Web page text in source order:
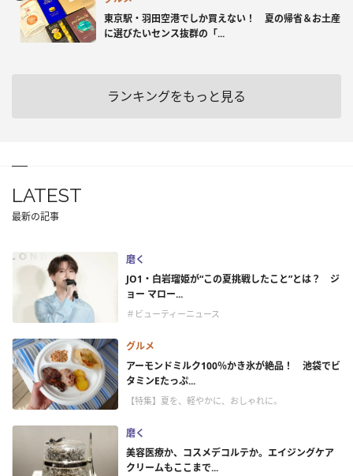
東京駅・羽田空港でしか買えない！ 夏の帰省＆お土産
に選びたいセンス抜群の「...
ランキングをもっと見る
LATEST
最新の記事
磨く
JO1・白岩瑠姫が“この夏挑戦したこと”とは？ ジ
ョー マロー...
＃ビューティーニュース
グルメ
アーモンドミルク100％かき氷が絶品！ 池袋でビ
タミンEたっぷ...
【特集】夏を、軽やかに、おしゃれに。
磨く
美容医療か、コスメデコルテか。エイジングケア
クリームもここまで...